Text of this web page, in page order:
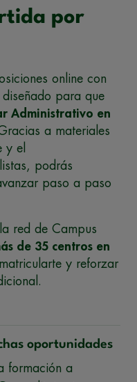
por
online con
para que
Administrativo en
a materiales
y el
podrás
paso a paso
red de Campus
de 35 centros en
y reforzar
oportunidades
formación a